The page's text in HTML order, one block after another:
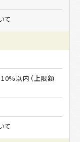
て
以内（上限額
て